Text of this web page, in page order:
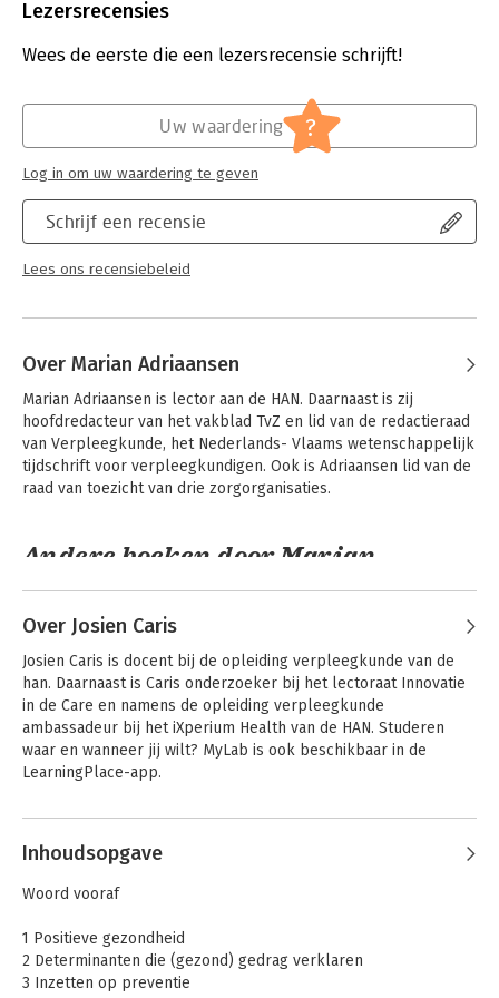
Uitgever:
Verschijningsdatum:
3-4-2025
Lezersrecensies
Wees de eerste die een lezersrecensie schrijft!
Schrijf een recensie
Lees ons recensiebeleid
Uw waardering ?
Log in om uw waardering te geven
Over Marian Adriaansen
Marian Adriaansen is lector aan de HAN. Daarnaast is zij
hoofdredacteur van het vakblad TvZ en lid van de redactieraad
van Verpleegkunde, het Nederlands- Vlaams wetenschappelijk
tijdschrift voor verpleegkundigen. Ook is Adriaansen lid van de
raad van toezicht van drie zorgorganisaties.
Andere boeken door Marian
Leiderschapsontwikkeling
verpleegkundigen
Over Josien Caris
Josien Caris is docent bij de opleiding verpleegkunde van de
han. Daarnaast is Caris onderzoeker bij het lectoraat Innovatie
in de Care en namens de opleiding verpleegkunde
ambassadeur bij het iXperium Health van de HAN. Studeren
waar en wanneer jij wilt? MyLab is ook beschikbaar in de
LearningPlace-app.
Inhoudsopgave
Woord vooraf
1 Positieve gezondheid
2 Determinanten die (gezond) gedrag verklaren
3 Inzetten op preventie